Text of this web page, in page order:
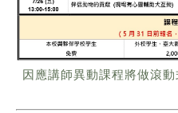
因應講師異動課程將做滾